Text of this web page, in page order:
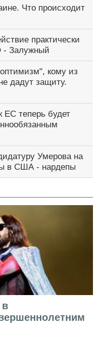
Что происходит
практически
- Залужный
кому из
дадут защиту.
ЕС теперь будет
Умерова на
в США - нардепы
в